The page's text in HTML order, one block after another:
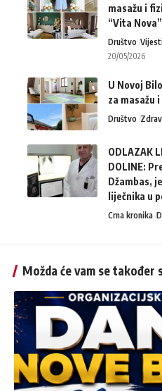
masažu i
“Vita Nova”
Društvo
20/05/2026
U Novoj
za masažu
Društvo
ODLAZAK
DOLINE:
Džambas,
liječnika u
Crna kronika
Možda će vam se također